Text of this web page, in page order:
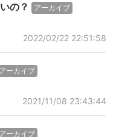
の？ アーカイブ
2022/02/22 22:51:58
アーカイブ
2021/11/08 23:43:44
アーカイブ